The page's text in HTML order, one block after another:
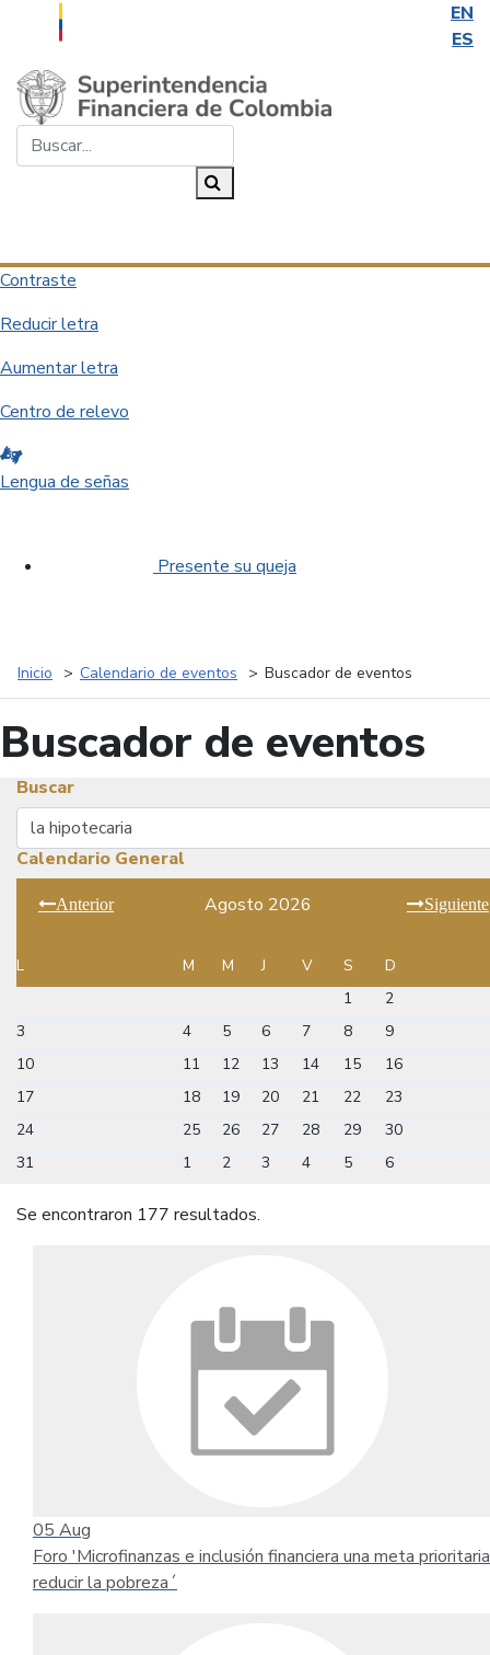
EN
ES
Saltar al contenido principal
Contraste
Reducir letra
Aumentar letra
Centro de relevo
Lengua de señas
Presente su queja
Inicio Calendario de eventos Buscador de eventos
Buscador de eventos
Buscar
Buscar
Calendario General
Anterior Agosto 2026 Siguiente
L M M J V S
D
1
2
3
4 5 6 7 8
9
10
11 12 13 14 15
16
17
18 19 20 21 22
23
24
25 26 27 28 29
30
31
1 2 3 4 5 6
Se encontraron 177 resultados.
05 Aug
Foro 'Microfinanzas e inclusión financiera una meta
reducir la pobreza´